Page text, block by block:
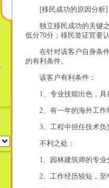
[移民成功的原因分析]
独立移民成功的关键之
低分70分；移民签证官要
在针对该客户自身条件
的有利条件。
该客户有利条件：
1、专业技能出色，具
2、有一年的海外工作
3、工程中担任技术负
不利之处：
1、园林建筑师的专业
2、工作经历较短，至